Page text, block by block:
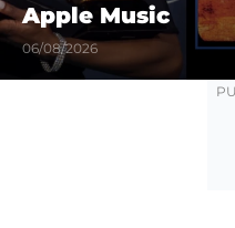
Apple Music
06/08/2026